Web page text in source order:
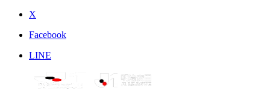
X
Facebook
LINE